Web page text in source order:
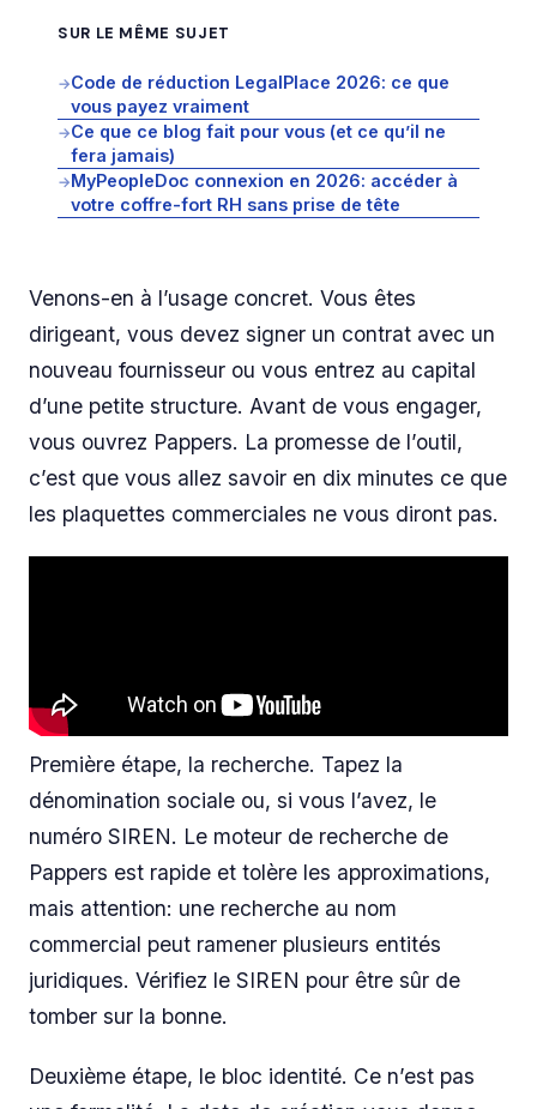
SUR LE MÊME SUJET
→Code de réduction LegalPlace 2026: ce que
vous payez vraiment
→Ce que ce blog fait pour vous (et ce qu’il ne
fera jamais)
→MyPeopleDoc connexion en 2026: accéder à
votre coffre-fort RH sans prise de tête
Venons-en à l’usage concret. Vous êtes
dirigeant, vous devez signer un contrat avec un
nouveau fournisseur ou vous entrez au capital
d’une petite structure. Avant de vous engager,
vous ouvrez Pappers. La promesse de l’outil,
c’est que vous allez savoir en dix minutes ce que
les plaquettes commerciales ne vous diront pas.
Première étape, la recherche. Tapez la
dénomination sociale ou, si vous l’avez, le
numéro SIREN. Le moteur de recherche de
Pappers est rapide et tolère les approximations,
mais attention: une recherche au nom
commercial peut ramener plusieurs entités
juridiques. Vérifiez le SIREN pour être sûr de
tomber sur la bonne.
Deuxième étape, le bloc identité. Ce n’est pas